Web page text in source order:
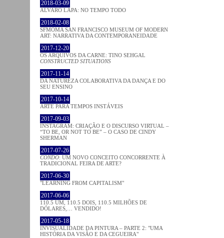
2018-03-09
ÁLVARO LAPA: NO TEMPO TODO
2018-02-08
SFMOMA SAN FRANCISCO MUSEUM OF MODERN
ART: NARRATIVA DA CONTEMPORANEIDADE
2017-12-20
OS ARQUIVOS DA CARNE: TINO SEHGAL
CONSTRUCTED SITUATIONS
2017-11-14
DA NATUREZA COLABORATIVA DA DANÇA E DO
SEU ENSINO
2017-10-14
ARTE PARA TEMPOS INSTÁVEIS
2017-09-03
INSTAGRAM: CRIAÇÃO E O DISCURSO VIRTUAL –
“TO BE, OR NOT TO BE” – O CASO DE CINDY
SHERMAN
2017-07-26
CONDO: UM NOVO CONCEITO CONCORRENTE À
TRADICIONAL FEIRA DE ARTE?
2017-06-30
"LEARNING FROM CAPITALISM"
2017-06-06
110.5 UM, 110.5 DOIS, 110.5 MILHÕES DE
DÓLARES,… VENDIDO!
2017-05-18
INVISUALIDADE DA PINTURA – PARTE 2: "UMA
HISTÓRIA DA VISÃO E DA CEGUEIRA"